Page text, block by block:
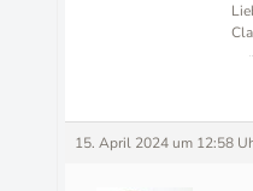
15. April 2024 um 12:58